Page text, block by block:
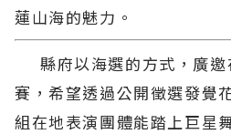
蓮山海的魅力。
縣府以海選的方式，廣邀
賽，希望透過公開徵選發覺
組在地表演團體能踏上巨星